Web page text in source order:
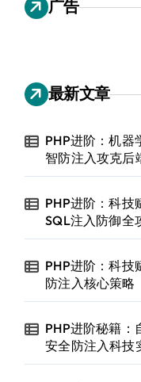
广告
最新文章
PHP进阶：机器
智防注入攻克后
PHP进阶：科技
SQL注入防御全
PHP进阶：科技
防注入核心策略
PHP进阶秘籍：
安全防注入科技